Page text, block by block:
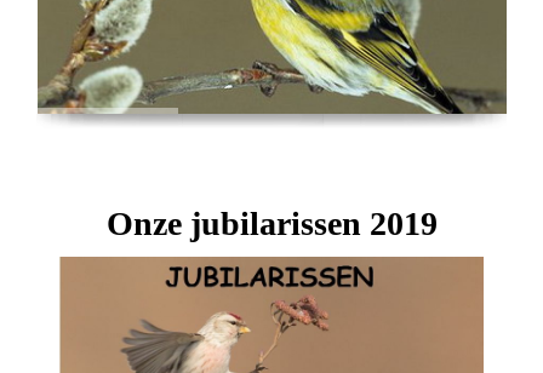
Onze jubilarissen 2019